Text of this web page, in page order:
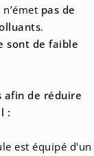
pas de
.
sont de faible
afin de réduire
:
est équipé d'un